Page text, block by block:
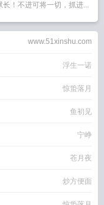
！不进可将一切，抓进...
www.51xinshu.com
浮生一诺
惊蛰落月
鱼初见
宁峥
苍月夜
炒方便面